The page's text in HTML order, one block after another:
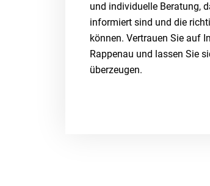
und individuelle Beratung,
informiert sind und die
können. Vertrauen Sie auf
Rappenau und lassen Sie
überzeugen.